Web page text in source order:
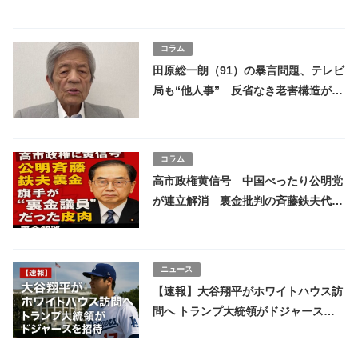
コラム
田原総一朗（91）の暴言問題、テレビ
局も“他人事” 反省なき老害構造があ
コラム
高市政権黄信号 中国べったり公明党
が連立解消 裏金批判の斉藤鉄夫代表
ニュース
【速報】大谷翔平がホワイトハウス訪
問へ トランプ大統領がドジャースを